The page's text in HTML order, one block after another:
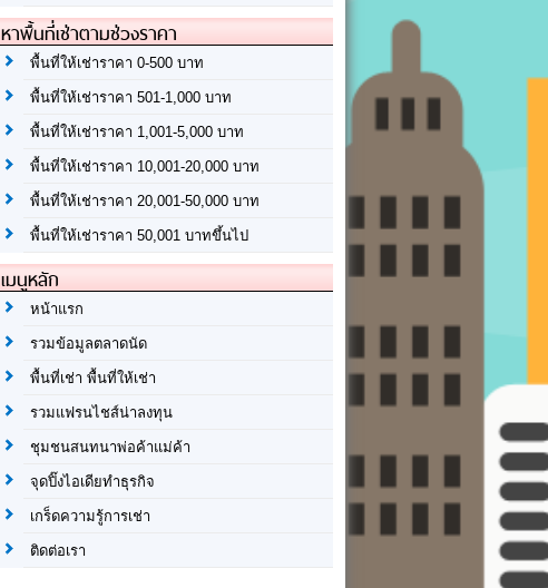
หาพื้นที่เช่าตามช่วงราคา
พื้นที่ให้เช่าราคา 0-500 บาท
พื้นที่ให้เช่าราคา 501-1,000 บาท
พื้นที่ให้เช่าราคา 1,001-5,000 บาท
พื้นที่ให้เช่าราคา 10,001-20,000 บาท
พื้นที่ให้เช่าราคา 20,001-50,000 บาท
พื้นที่ให้เช่าราคา 50,001 บาทขึ้นไป
เมนูหลัก
หน้าแรก
รวมข้อมูลตลาดนัด
พื้นที่เช่า พื้นที่ให้เช่า
รวมแฟรนไชส์น่าลงทุน
ชุมชนสนทนาพ่อค้าแม่ค้า
จุดปิ๊งไอเดียทำธุรกิจ
เกร็ดความรู้การเช่า
ติดต่อเรา